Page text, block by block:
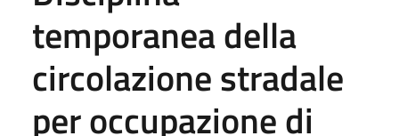
temporanea della
circolazione stradale
per occupazione di